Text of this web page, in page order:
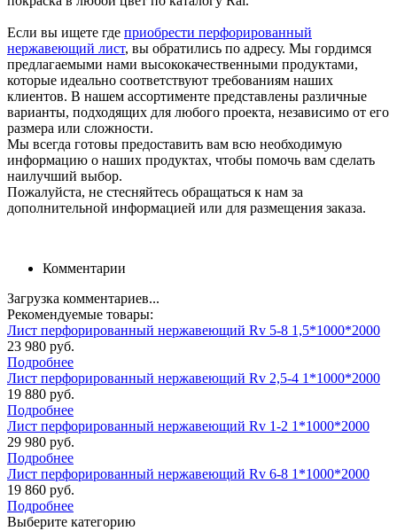
Если вы ищете где приобрести перфорированный
нержавеющий лист, вы обратились по адресу. Мы гордимся
предлагаемыми нами высококачественными продуктами,
которые идеально соответствуют требованиям наших
клиентов. В нашем ассортименте представлены различные
варианты, подходящих для любого проекта, независимо от его
размера или сложности.
Мы всегда готовы предоставить вам всю необходимую
информацию о наших продуктах, чтобы помочь вам сделать
наилучший выбор.
Пожалуйста, не стесняйтесь обращаться к нам за
дополнительной информацией или для размещения заказа.
Комментарии
Загрузка комментариев...
Рекомендуемые товары:
Лист перфорированный нержавеющий Rv 5-8 1,5*1000*2000
23 980 руб.
Подробнее
Лист перфорированный нержавеющий Rv 2,5-4 1*1000*2000
19 880 руб.
Подробнее
Лист перфорированный нержавеющий Rv 1-2 1*1000*2000
29 980 руб.
Подробнее
Лист перфорированный нержавеющий Rv 6-8 1*1000*2000
19 860 руб.
Подробнее
Выберите категорию